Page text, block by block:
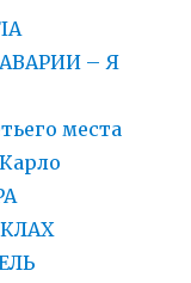
– Я
места